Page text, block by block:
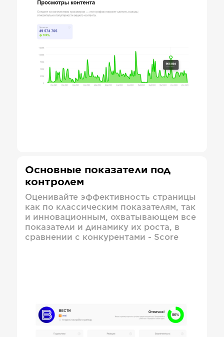
Основные показатели под
контролем
Оценивайте эффективность страницы
как по классическим показателям, так
и инновационным, охватывающем все
показатели и динамику их роста, в
сравнении с конкурентами - Score